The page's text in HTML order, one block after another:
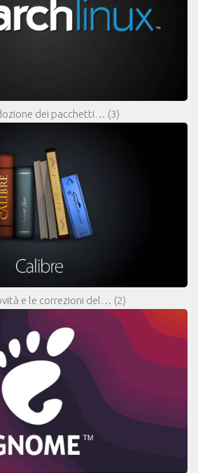
dei pacchetti… (3)
e le correzioni del… (2)